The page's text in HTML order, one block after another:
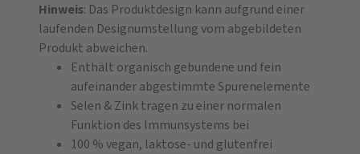
Hinweis: Das Produktdesign kann aufgrund einer
laufenden Designumstellung vom abgebildeten
Produkt abweichen.​
Enthält organisch gebundene und fein
aufeinander abgestimmte Spurenelemente
Selen & Zink tragen zu einer normalen
Funktion des Immunsys­tems bei
100 % vegan, laktose- und glutenfrei